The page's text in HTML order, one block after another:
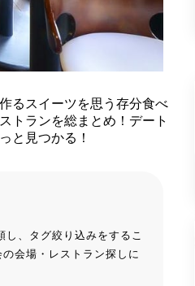
るスイーツを思う存分食べ
トランを総まとめ！デート
と見つかる！
、タグ絞り込みをするこ
会場・レストラン探しに